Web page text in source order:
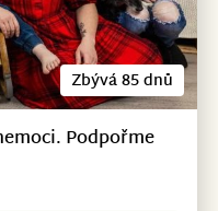
Zbývá 85 dnů
Podpořme